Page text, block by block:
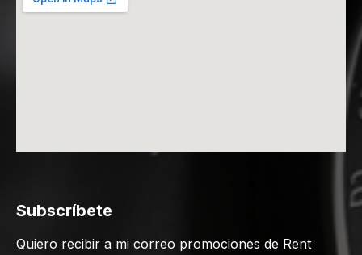
Subscríbete
Quiero recibir a mi correo promociones de Rent